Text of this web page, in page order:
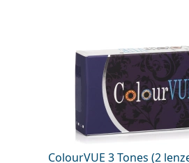
ColourVUE 3 Tones (2